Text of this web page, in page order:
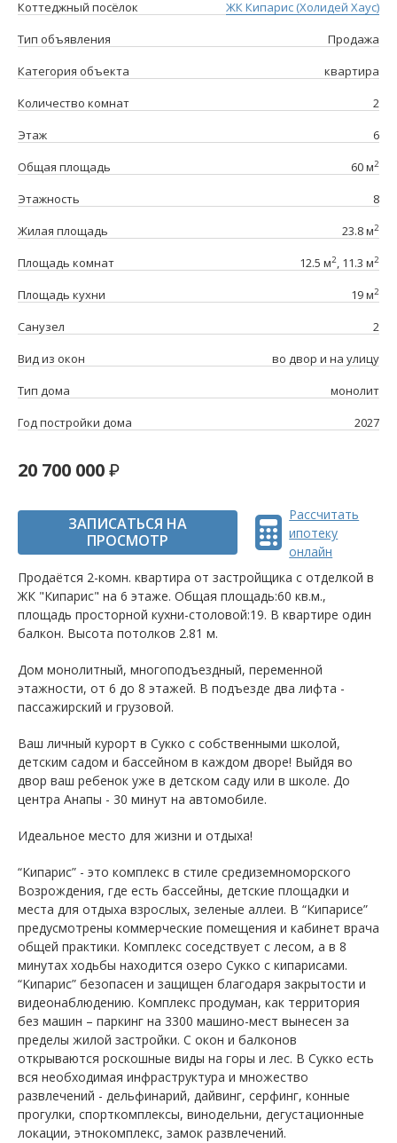
Коттеджный посёлок
ЖК Кипарис (Холидей Хаус)
Тип объявления
Продажа
Категория объекта
квартира
Количество комнат
2
Этаж
6
Общая площадь
60 м2
Этажность
8
Жилая площадь
23.8 м2
Площадь комнат 12.5 м2, 11.3 м2
Площадь кухни 19 м2
Санузел
2
Вид из окон
во двор и на улицу
Тип дома
монолит
Год постройки дома
2027
20 700 000
ЗАПИСАТЬСЯ НА
ПРОСМОТР
Рассчитать
ипотеку
онлайн
Продаётся 2-комн. квартира от застройщика c отделкой в
ЖК "Кипарис" на 6 этаже. Общая площадь:60 кв.м.,
площадь просторной кухни-столовой:19. B квартире один
балкон. Высота потолков 2.81 м.
Дом монолитный, многоподъездный, переменной
этажности, от 6 до 8 этажей. B подъезде два лифта -
пассажирский и грузовой.
Ваш личный курорт в Сукко с собственными школой,
детским садом и бассейном в каждом дворе! Выйдя во
двор ваш ребенок уже в детском саду или в школе. До
центра Анапы - 30 минут на автомобиле.
Идеальное место для жизни и отдыха!
“Кипарис” - это комплекс в стиле средиземноморского
Возрождения, где есть бассейны, детские площадки и
места для отдыха взрослых, зеленые аллеи. В “Кипарисе”
предусмотрены коммерческие помещения и кабинет врача
общей практики. Комплекс соседствует с лесом, а в 8
минутах ходьбы находится озеро Сукко с кипарисами.
“Кипарис” безопасен и защищен благодаря закрытости и
видеонаблюдению. Комплекс продуман, как территория
без машин – паркинг на 3300 машино-мест вынесен за
пределы жилой застройки. С окон и балконов
открываются роскошные виды на горы и лес. В Сукко есть
вся необходимая инфраструктура и множество
развлечений - дельфинарий, дайвинг, серфинг, конные
прогулки, спорткомплексы, винодельни, дегустационные
локации, этнокомплекс, замок развлечений.